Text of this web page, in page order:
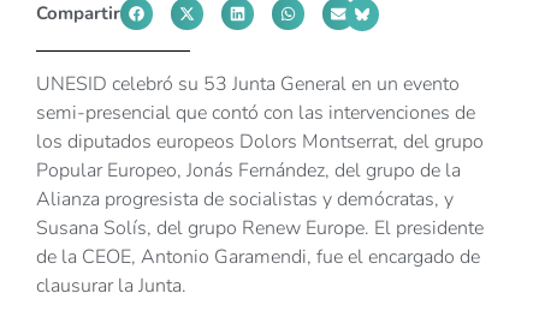
Compartir
UNESID celebró su 53 Junta General en un evento
semi-presencial que contó con las intervenciones de
los diputados europeos Dolors Montserrat, del grupo
Popular Europeo, Jonás Fernández, del grupo de la
Alianza progresista de socialistas y demócratas, y
Susana Solís, del grupo Renew Europe. El presidente
de la CEOE, Antonio Garamendi, fue el encargado de
clausurar la Junta.